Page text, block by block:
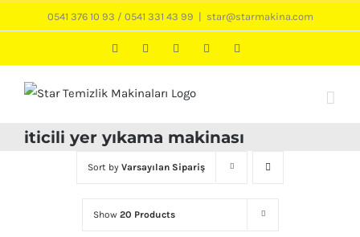
to
0541 376 10 93 / 0541 331 43 99 star@starmakina.com
LinkedInInstagramTwitter Facebook
iticili yer yıkama makinası
Sort by Varsayılan Sipariş
Show 20 Products